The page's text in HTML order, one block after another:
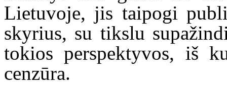
Lietuvoje, jis taipogi
skyrius, su tikslu
tokios perspektyvos, iš
cenzūra.